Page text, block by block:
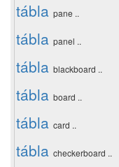
tábla pane ..
tábla panel ..
tábla blackboard ..
tábla board ..
tábla card ..
tábla checkerboard ..